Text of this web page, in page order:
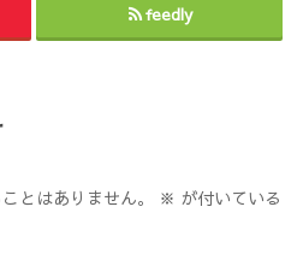
feedly
とはありません。 ※ が付いている